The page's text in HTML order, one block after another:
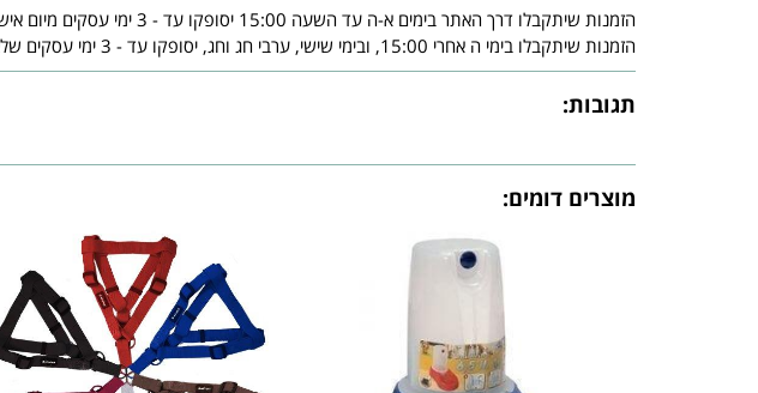
הזמנות שיתקבלו דרך האתר בימים א-ה עד השעה 15:00 יסופקו עד - 3 ימי עסקים מיום אישור חברת האשראי.
הזמנות שיתקבלו בימי ה אחרי 15:00, ובימי שישי, ערבי חג וחג, יסופקו עד - 3 ימי עסקים שלאחר צאת השבת ו/או צאת החג ובכפוף לאישור חברת האשראי.
תגובות:
מוצרים דומים: